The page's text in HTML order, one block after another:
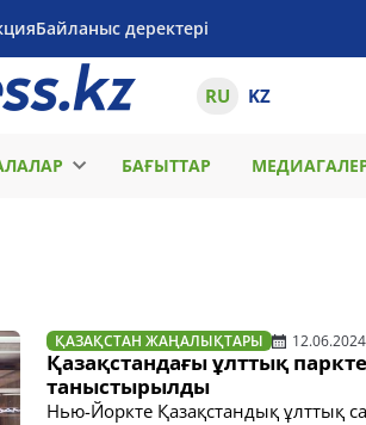
Байланыс деректері
RU KZ
БАҒЫТТАР
ҚАЗАҚСТАН ЖАҢАЛЫҚТАРЫ 12.06.2024
Қазақстандағы ұлттық
таныстырылды
Нью-Йоркте Қазақстандық ұлттық